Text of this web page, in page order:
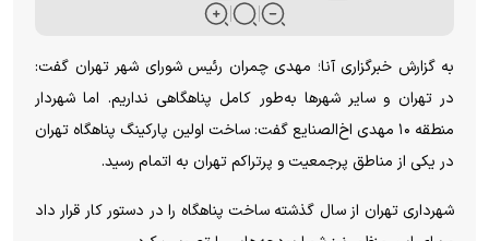
به گزارش خبرگزاری آنا؛ مهدی چمران رئیس شورای شهر تهران گفت:
در تهران و سایر شهر‌ها به‌طور کامل پناهگاهی نداریم. اما شهردار
منطقه ۱۰ مهدی اخ‌الصنایع گفت: ساخت اولین پارکینگ پناهگاه تهران
در یکی از مناطق پرجمعیت و پرتراکم تهران به اتمام رسید.
شهرداری تهران از سال گذشته ساخت پناهگاه را در دستور کار قرار داد